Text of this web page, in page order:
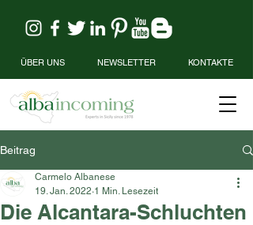
ÜBER UNS NEWSLETTER KONTAKTE
Beitrag
Die Alcantara-Schluchten
Carmelo Albanese
19. Jan. 2022 1 Min. Lesezeit